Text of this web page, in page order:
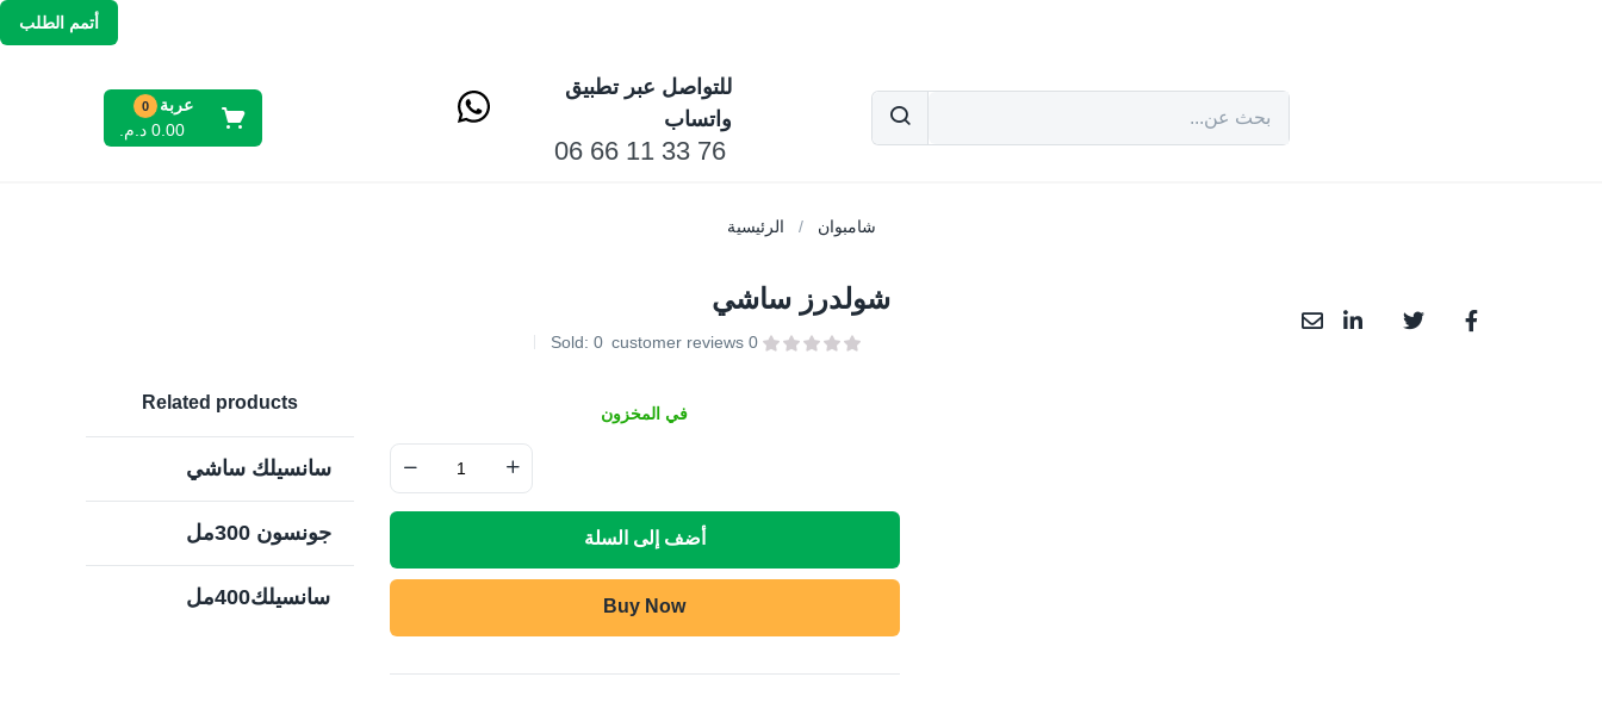
أتمم الطلب
للتواصل عبر تطبيق
واتساب
76 33 11 66 06
عربة 0
0.00 د.م.
الرئيسية شامبوان
شولدرز ساشي
0
customer reviews
Sold: 0
في المخزون
أضف إلى السلة
Buy Now
Related products
سانسيلك ساشي
جونسون 300مل
سانسيلك400مل